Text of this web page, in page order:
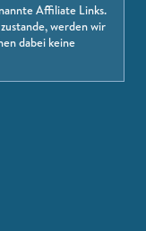
Affiliate Links.
werden wir
dabei keine